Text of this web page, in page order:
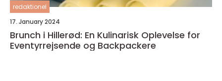
redaktionel
17. January 2024
Brunch i Hillerød: En Kulinarisk Oplevelse for
Eventyrrejsende og Backpackere